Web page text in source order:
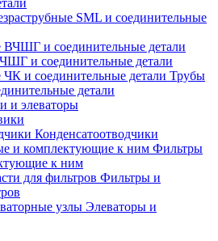
SML и соединительные
и соединительные детали
Трубы
детали
и элеваторы
Конденсатоотводчики
Фильтры
к ним
Фильтры и
Элеваторы и